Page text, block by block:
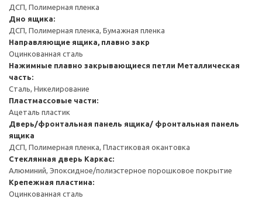
ДСП, Полимерная пленка
Дно ящика:
ДСП, Полимерная пленка, Бумажная пленка
Направляющие ящика, плавно закр
Оцинкованная сталь
Нажимные плавно закрывающиеся петли Металлическая
часть:
Сталь, Никелирование
Пластмассовые части:
Ацеталь пластик
Дверь/фронтальная панель ящика/ фронтальная панель
ящика
ДСП, Полимерная пленка, Пластиковая окантовка
Стеклянная дверь Каркас:
Алюминий, Эпоксидное/полиэстерное порошковое покрытие
Крепежная пластина:
Оцинкованная сталь